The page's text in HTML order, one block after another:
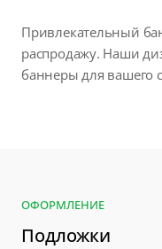
Привлекательный
распродажу. Наши
баннеры для вашего
ОФОРМЛЕНИЕ
Подложки